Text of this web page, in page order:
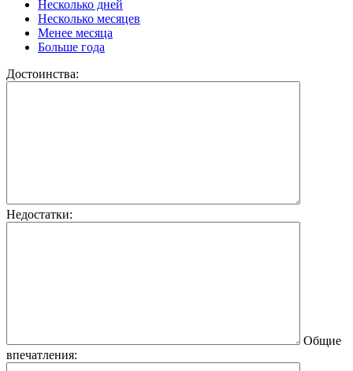
Несколько дней
Несколько месяцев
Менее месяца
Больше года
Достоинства:
Недостатки:
Общие
впечатления: